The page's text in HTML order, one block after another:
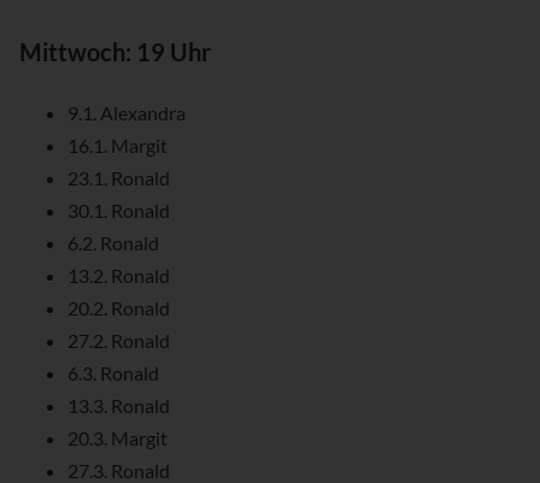
Mittwoch: 19 Uhr
9.1. Alexandra
16.1. Margit
23.1. Ronald
30.1. Ronald
6.2. Ronald
13.2. Ronald
20.2. Ronald
27.2. Ronald
6.3. Ronald
13.3. Ronald
20.3. Margit
27.3. Ronald